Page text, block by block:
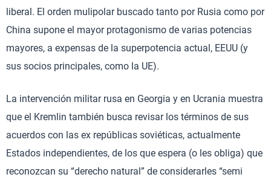
liberal. El orden mulipolar buscado tanto por Rusia como por
China supone el mayor protagonismo de varias potencias
mayores, a expensas de la superpotencia actual, EEUU (y
sus socios principales, como la UE).
La intervención militar rusa en Georgia y en Ucrania muestra
que el Kremlin también busca revisar los términos de sus
acuerdos con las ex repúblicas soviéticas, actualmente
Estados independientes, de los que espera (o les obliga) que
reconozcan su “derecho natural” de considerarles “semi